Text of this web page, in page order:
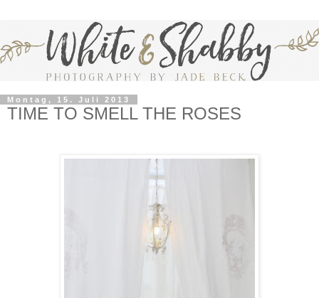
Montag, 15. Juli 2013
TIME TO SMELL THE ROSES